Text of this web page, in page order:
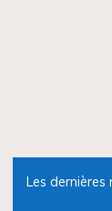
Les dernières